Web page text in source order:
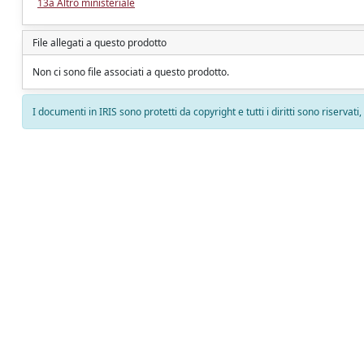
13a Altro ministeriale
File allegati a questo prodotto
Non ci sono file associati a questo prodotto.
I documenti in IRIS sono protetti da copyright e tutti i diritti sono